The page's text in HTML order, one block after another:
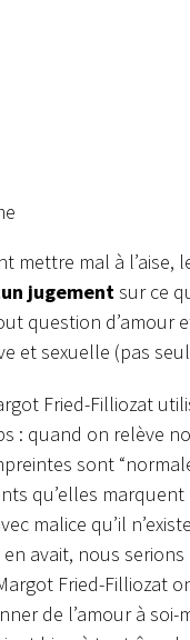
mettre mal à
jugementsur ce
question d’amour
et sexuelle (pas
Fried-Filliozat
: quand on relève
sont
qu’elles
malice qu’il
avait, nous
Fried-Filliozat
de l’amour à